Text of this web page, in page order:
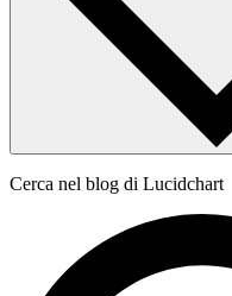
Cerca nel blog di Lucidchart